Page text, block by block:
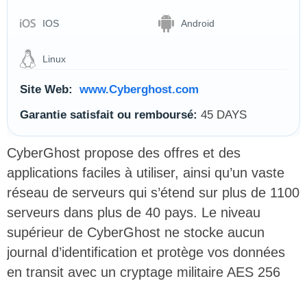
IOS Android
Linux
Site Web:
www.Cyberghost.com
Garantie satisfait ou remboursé: 45 DAYS
CyberGhost propose des offres et des
applications faciles à utiliser, ainsi qu’un vaste
réseau de serveurs qui s’étend sur plus de 1100
serveurs dans plus de 40 pays. Le niveau
supérieur de CyberGhost ne stocke aucun
journal d’identification et protège vos données
en transit avec un cryptage militaire AES 256